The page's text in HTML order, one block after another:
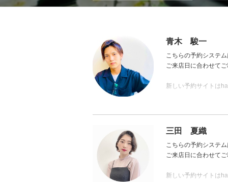
青木 駿一
こちらの予約システ
ご来店日に合わせてご
新しい予約サイトは
ヘアカラーでのトラ
を安心して楽しんで
供しております。
三田 夏織
こちらの予約システ
ご来店日に合わせてご
新しい予約サイトは